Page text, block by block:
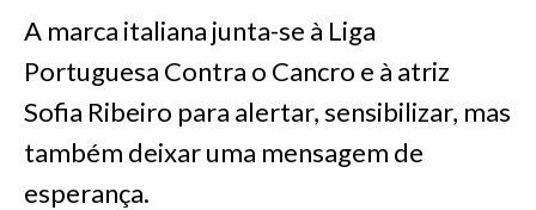
A marca italiana junta-se à Liga
Portuguesa Contra o Cancro e à atriz
Sofia Ribeiro para alertar, sensibilizar, mas
também deixar uma mensagem de
esperança.